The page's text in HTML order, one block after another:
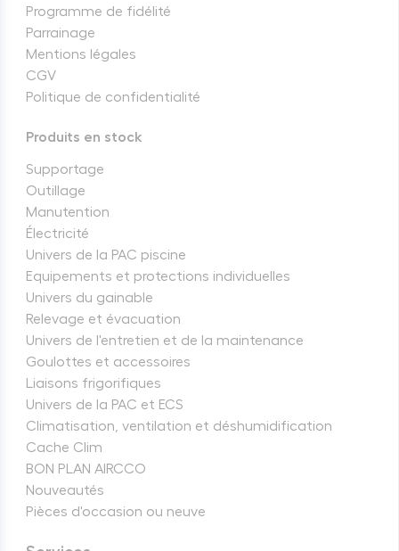
Programme de fidélité
Parrainage
Mentions légales
CGV
Politique de confidentialité
Produits en stock
Supportage
Outillage
Manutention
Électricité
Univers de la PAC piscine
Equipements et protections individuelles
Univers du gainable
Relevage et évacuation
Univers de l'entretien et de la maintenance
Goulottes et accessoires
Liaisons frigorifiques
Univers de la PAC et ECS
Climatisation, ventilation et déshumidification
Cache Clim
BON PLAN AIRCCO
Nouveautés
Pièces d'occasion ou neuve